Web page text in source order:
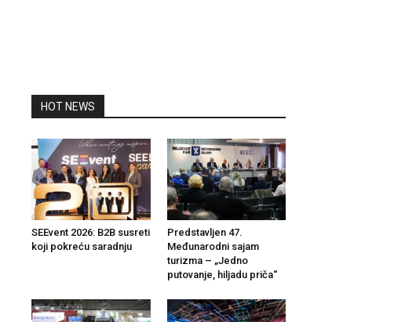
HOT NEWS
SEEvent 2026: B2B susreti
koji pokreću saradnju
Predstavljen 47.
Međunarodni sajam
turizma – „Jedno
putovanje, hiljadu priča“